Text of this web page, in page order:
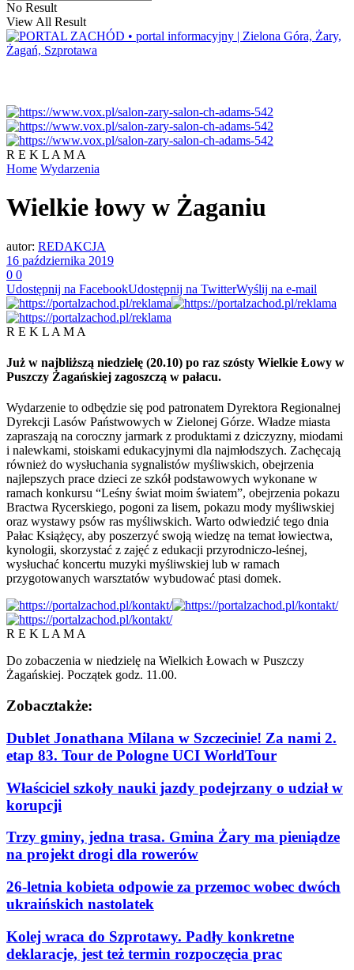
No Result
View All Result
R E K L A M A
Home Wydarzenia
Wielkie łowy w Żaganiu
autor: REDAKCJA
16 października 2019
0 0
Udostępnij na FacebookUdostępnij na TwitterWyślij na e-mail
R E K L A M A
Już w najbliższą niedzielę (20.10) po raz szósty Wielkie Łowy w
Puszczy Żagańskiej zagoszczą w pałacu.
Wydarzenie to odbędzie się pod patronatem Dyrektora Regionalnej
Dyrekcji Lasów Państwowych w Zielonej Górze. Władze miasta
zapraszają na coroczny jarmark z produktami z dziczyzny, miodami
i nalewkami, stoiskami edukacyjnymi dla najmłodszych. Zachęcają
również do wysłuchania sygnalistów myśliwskich, obejrzenia
najlepszych prace dzieci ze szkół podstawowych wykonane w
ramach konkursu “Leśny świat moim światem”, obejrzenia pokazu
Bractwa Rycerskiego, pogoni za lisem, pokazu mody myśliwskiej
oraz wystawy psów ras myśliwskich. Warto odwiedzić tego dnia
Pałac Książęcy, aby poszerzyć swoją wiedzę na temat łowiectwa,
kynologii, skorzystać z zajęć z edukacji przyrodniczo-leśnej,
wysłuchać koncertu muzyki myśliwskiej lub w ramach
przygotowanych warsztatów wybudować ptasi domek.
R E K L A M A
Do zobaczenia w niedzielę na Wielkich Łowach w Puszczy
Żagańskiej. Początek godz. 11.00.
Zobacztakże:
Dublet Jonathana Milana w Szczecinie! Za nami 2.
etap 83. Tour de Pologne UCI WorldTour
Właściciel szkoły nauki jazdy podejrzany o udział w
korupcji
Trzy gminy, jedna trasa. Gmina Żary ma pieniądze
na projekt drogi dla rowerów
26-letnia kobieta odpowie za przemoc wobec dwóch
ukraińskich nastolatek
Kolej wraca do Szprotawy. Padły konkretne
deklaracje, jest też termin rozpoczęcia prac